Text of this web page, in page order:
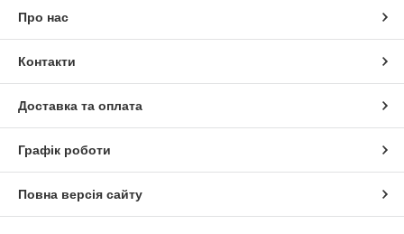
Про нас
Контакти
Доставка та оплата
Графік роботи
Повна версія сайту